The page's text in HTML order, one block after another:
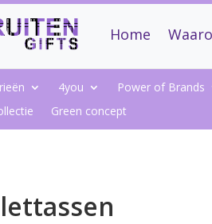
Home
4you Power of Brands
Green concept